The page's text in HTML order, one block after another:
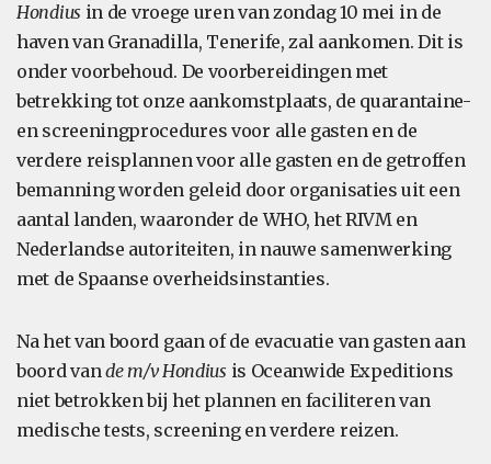
Hondius in de vroege uren van zondag 10 mei in de
haven van Granadilla, Tenerife, zal aankomen. Dit is
onder voorbehoud. De voorbereidingen met
betrekking tot onze aankomstplaats, de quarantaine-
en screeningprocedures voor alle gasten en de
verdere reisplannen voor alle gasten en de getroffen
bemanning worden geleid door organisaties uit een
aantal landen, waaronder de WHO, het RIVM en
Nederlandse autoriteiten, in nauwe samenwerking
met de Spaanse overheidsinstanties.
Na het van boord gaan of de evacuatie van gasten aan
boord vande m/v Hondius is Oceanwide Expeditions
niet betrokken bij het plannen en faciliteren van
medische tests, screening en verdere reizen.